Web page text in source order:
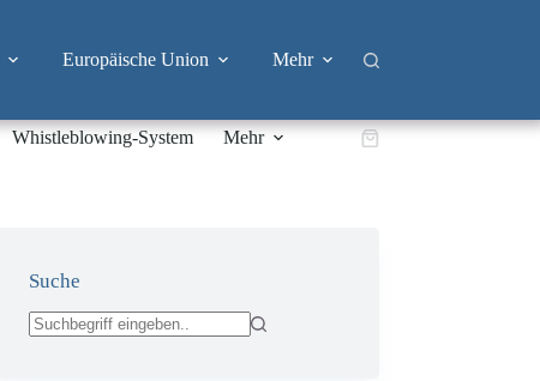
Europäische Union Mehr
Whistleblowing-System Mehr Warenkorb
Suche